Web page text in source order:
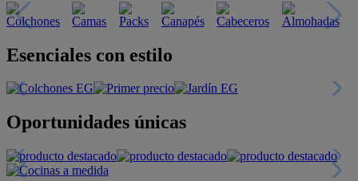
Esenciales con estilo
Oportunidades únicas